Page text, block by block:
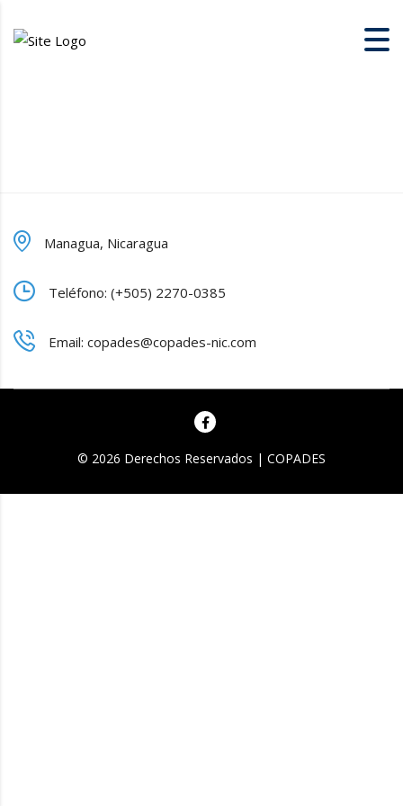
Managua, Nicaragua
Teléfono: (+505) 2270-0385
Email: copades@copades-nic.com
© 2026 Derechos Reservados | COPADES